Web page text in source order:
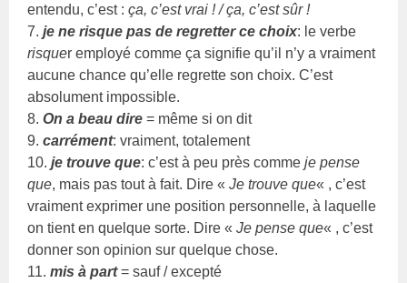
entendu, c’est :ça, c’est vrai ! / ça, c’est sûr !
7.je ne risque pas de regretter ce choix: le verbe
risquer employé comme ça signifie qu’il n’y a vraiment
aucune chance qu’elle regrette son choix. C’est
absolument impossible.
8.On a beau dire = même si on dit
9.carrément: vraiment, totalement
10.je trouve que: c’est à peu près commeje pense
que, mais pas tout à fait. Dire «Je trouve que« , c’est
vraiment exprimer une position personnelle, à laquelle
on tient en quelque sorte. Dire «Je pense que« , c’est
donner son opinion sur quelque chose.
11.mis à part= sauf / excepté